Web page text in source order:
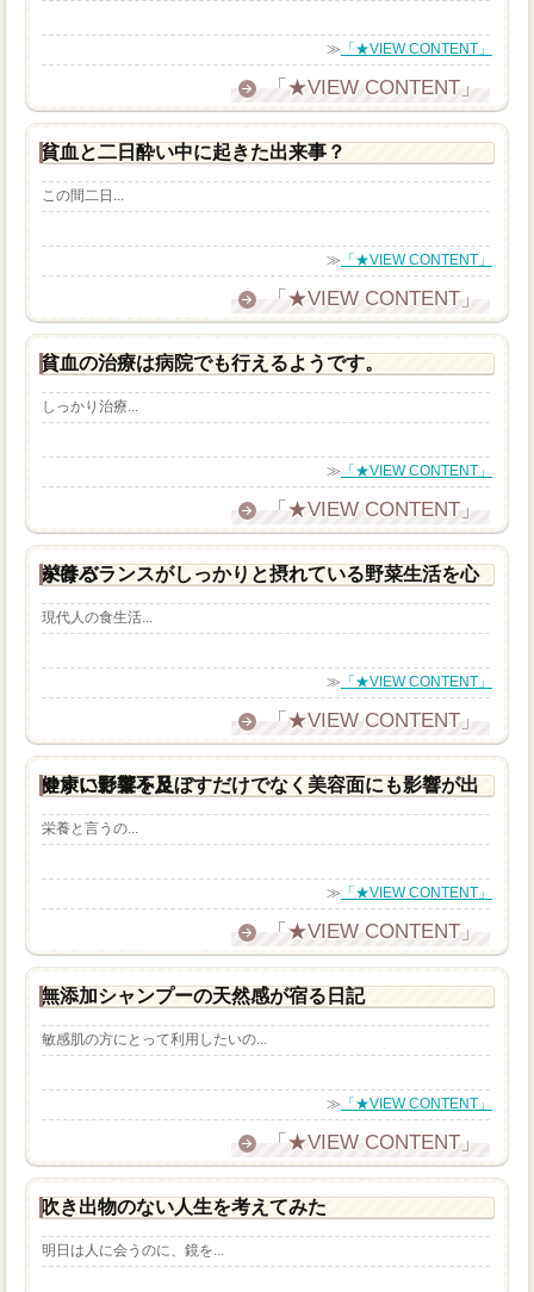
≫ 「★VIEW CONTENT」
「★VIEW CONTENT」
貧血と二日酔い中に起きた出来事？
この間二日...
≫ 「★VIEW CONTENT」
「★VIEW CONTENT」
貧血の治療は病院でも行えるようです。
しっかり治療...
≫ 「★VIEW CONTENT」
「★VIEW CONTENT」
栄養バランスがしっかりと摂れている野菜生活を心がける
現代人の食生活...
≫ 「★VIEW CONTENT」
「★VIEW CONTENT」
健康に影響を及ぼすだけでなく美容面にも影響が出やすい野菜不足
栄養と言うの...
≫ 「★VIEW CONTENT」
「★VIEW CONTENT」
無添加シャンプーの天然感が宿る日記
敏感肌の方にとって利用したいの...
≫ 「★VIEW CONTENT」
「★VIEW CONTENT」
吹き出物のない人生を考えてみた
明日は人に会うのに、鏡を...